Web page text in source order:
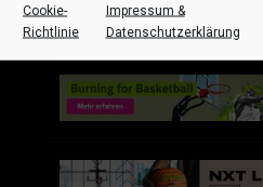
Cookie-
Richtlinie
Impressum &
Datenschutzerklärung
Impressum Datenschutz